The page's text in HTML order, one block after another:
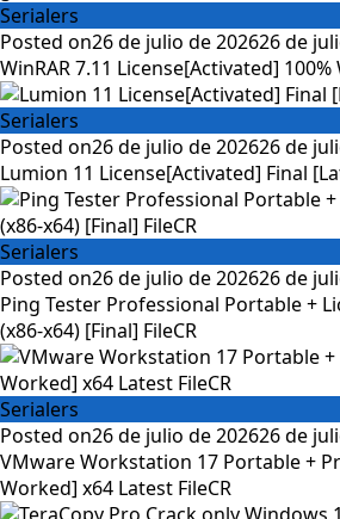
Serialers
Posted on26 de julio de 202626 de
WinRAR 7.11 License[Activated]
Serialers
Posted on26 de julio de 202626 de
Lumion 11 License[Activated] Final
Serialers
Posted on26 de julio de 202626 de
Ping Tester Professional Portable +
(x86-x64) [Final] FileCR
Serialers
Posted on26 de julio de 202626 de
VMware Workstation 17 Portable +
Worked] x64 Latest FileCR